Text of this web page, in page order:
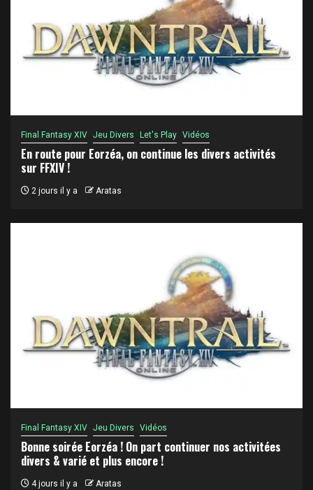
Final Fantasy XIV Jeu Divers Let's Play Vidéos
En route pour Eorzéa, on continue les divers activités
sur FFXIV !
2 jours il y a Aratas
Final Fantasy XIV Jeu Divers Vidéos
Bonne soirée Eorzéa ! On part continuer nos activitées
divers & varié et plus encore !
4 jours il y a Aratas